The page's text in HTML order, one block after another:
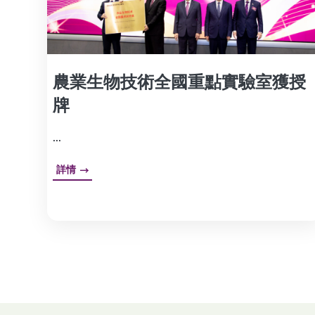
農業生物技術全國重點實驗室獲授
牌
...
詳情